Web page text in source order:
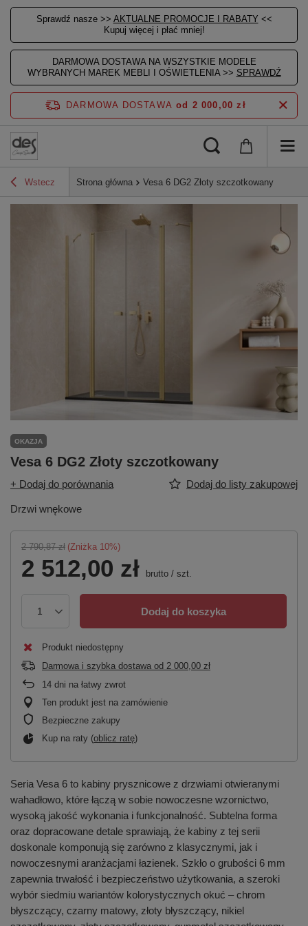
Sprawdź nasze >> AKTUALNE PROMOCJE I RABATY <<
Kupuj więcej i płać mniej!
DARMOWA DOSTAWA NA WSZYSTKIE MODELE
WYBRANYCH MAREK MEBLI I OŚWIETLENIA >> SPRAWDŹ
DARMOWA DOSTAWA od 2 000,00 zł
Wstecz Strona główna Vesa 6 DG2 Złoty szczotkowany
OKAZJA
Vesa 6 DG2 Złoty szczotkowany
+ Dodaj do porównania Dodaj do listy zakupowej
Drzwi wnękowe
2 790,87 zł (Zniżka 10%)
2 512,00 zł brutto / szt.
Dodaj do koszyka
Produkt niedostępny
Darmowa i szybka dostawa od 2 000,00 zł
14 dni na łatwy zwrot
Ten produkt jest na zamówienie
Bezpieczne zakupy
Kup na raty (oblicz ratę)
Seria Vesa 6 to kabiny prysznicowe z drzwiami otwieranymi
wahadłowo, które łączą w sobie nowoczesne wzornictwo,
wysoką jakość wykonania i funkcjonalność. Subtelna forma
oraz dopracowane detale sprawiają, że kabiny z tej serii
doskonale komponują się zarówno z klasycznymi, jak i
nowoczesnymi aranżacjami łazienek. Szkło o grubości 6 mm
zapewnia trwałość i bezpieczeństwo użytkowania, a szeroki
wybór siedmiu wariantów kolorystycznych okuć – chrom
błyszczący, czarny matowy, złoty błyszczący, nikiel